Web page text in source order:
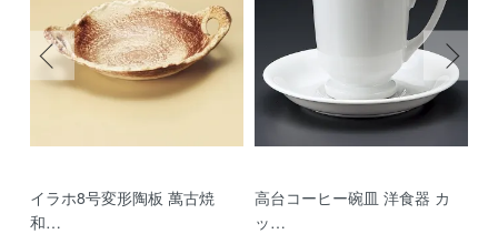
イラホ8号変形陶板 萬古焼
和…
高台コーヒー碗皿 洋食器 カ
ッ…